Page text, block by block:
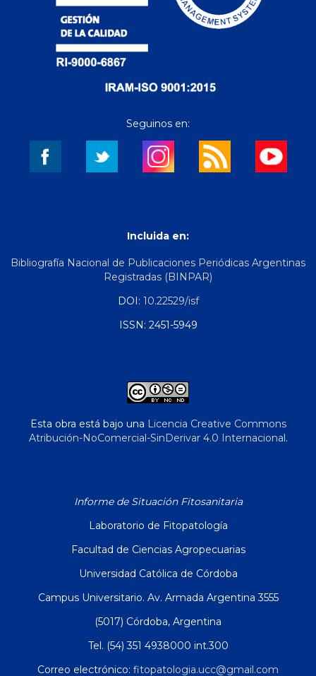
Seguinos en:
Incluida en:
Bibliografía Nacional de Publicaciones Periódicas Argentinas
Registradas (BINPAR)
DOI: 10.22529/isf
ISSN: 2451-5949
Esta obra está bajo una Licencia Creative Commons
Atribución-NoComercial-SinDerivar 4.0 Internacional .
Informe de Situación Fitosanitaria
Laboratorio de Fitopatología
Facultad de Ciencias Agropecuarias
Universidad Católica de Córdoba
Campus Universitario. Av. Armada Argentina 3555
(5017) Córdoba, Argentina
Tel. (54) 351 4938000 int.300
Correo electrónico: fitopatologia.ucc@gmail.com